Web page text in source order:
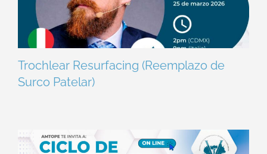
Trochlear Resurfacing (Reemplazo de
Surco Patelar)